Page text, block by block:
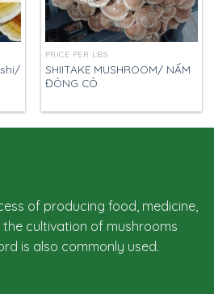
PRICE PER LBS
SHIITAKE MUSHROOM/ NẤM
ĐÔNG CÔ
of producing food, medicine,
cultivation of mushrooms
is also commonly used.